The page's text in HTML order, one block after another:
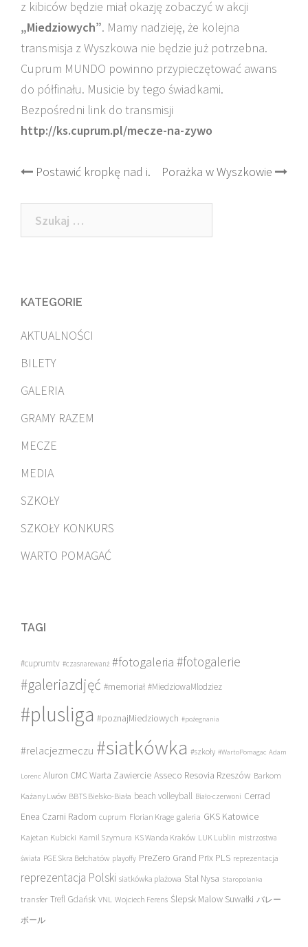
z kibiców będzie miał okazję zobaczyć w akcji
„Miedziowych”. Mamy nadzieję, że kolejna
transmisja z Wyszkowa nie będzie już potrzebna.
Cuprum MUNDO powinno przypieczętować awans
do półfinału. Musicie by tego świadkami.
Bezpośredni link do transmisji
http://ks.cuprum.pl/mecze-na-zywo
Post
navigation
Postawić kropkę nad i. Porażka w Wyszkowie
Szukaj:
KATEGORIE
AKTUALNOŚCI
BILETY
GALERIA
GRAMY RAZEM
MECZE
MEDIA
SZKOŁY
SZKOŁY KONKURS
WARTO POMAGAĆ
TAGI
#cuprumtv #czasnarewanż #fotogaleria #fotogalerie
#galeriazdjęć #memoriał #MiedziowaMlodziez
#plusliga #poznajMiedziowych #pożegnania
#relacjezmeczu #siatkówka #szkoły #WartoPomagac Adam
Lorenc Aluron CMC Warta Zawiercie Asseco Resovia Rzeszów Barkom
Każany Lwów BBTS Bielsko-Biała beach volleyball Biało-czerwoni Cerrad
Enea Czarni Radom cuprum Florian Krage galeria GKS Katowice
Kajetan Kubicki Kamil Szymura KS Wanda Kraków LUK Lublin mistrzostwa
świata PGE Skra Bełchatów playoffy PreZero Grand Prix PLS reprezentacja
reprezentacja Polski siatkówka plażowa Stal Nysa Staropolanka
transfer Trefl Gdańsk VNL Wojciech Ferens Ślepsk Malow Suwałki バレー
ボール